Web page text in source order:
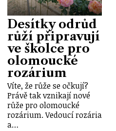
Desítky odrůd
růží připravují
ve školce pro
olomoucké
rozárium
Víte, že růže se očkují?
Právě tak vznikají nové
růže pro olomoucké
rozárium. Vedoucí rozária
a…